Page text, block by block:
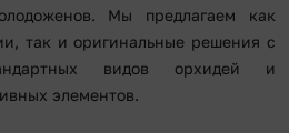
Мы предлагаем как
так и оригинальные решения с
видов орхидей и
элементов.